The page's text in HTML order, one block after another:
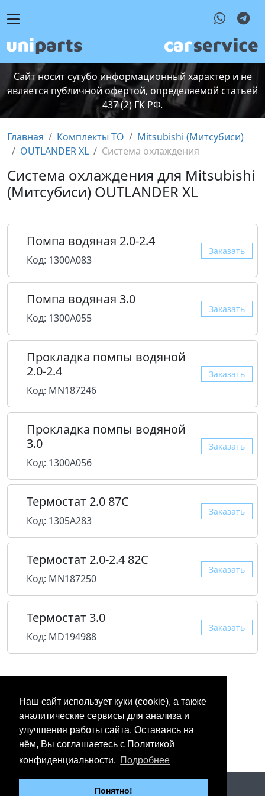
Наш сайт использует куки (cookie), а также
аналитические сервисы для анализа и
улучшения работы сайта. Оставаясь на
нём, Вы соглашаетесь с Политикой
конфиденциальности. Подробнее
Понятно!
Сайт носит сугубо информационный характер и не
является публичной офертой, определяемой статьей
437 (2) ГК РФ.
Главная Комплекты ТО
Mitsubishi (Митсубиcи)
OUTLANDER XL
Система охлаждения
Система охлаждения для Mitsubishi
(Митсубиcи) OUTLANDER XL
Помпа водяная 2.0-2.4
Код: 1300A083
Заказать
Помпа водяная 3.0
Код: 1300A055
Заказать
Прокладка помпы водяной
2.0-2.4
Код: MN187246
Заказать
Прокладка помпы водяной
3.0
Код: 1300A056
Заказать
Термостат 2.0 87C
Код: 1305A283
Заказать
Термостат 2.0-2.4 82C
Код: MN187250
Заказать
Термостат 3.0
Код: MD194988
Заказать
2012 - 2026 © «Юнипартс»